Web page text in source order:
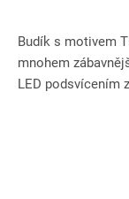
Budík s motivem
mnohem
LED podsvícením